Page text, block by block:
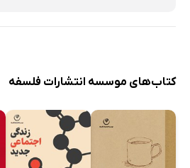
کتاب‌های موسسه انتشارات فلسفه